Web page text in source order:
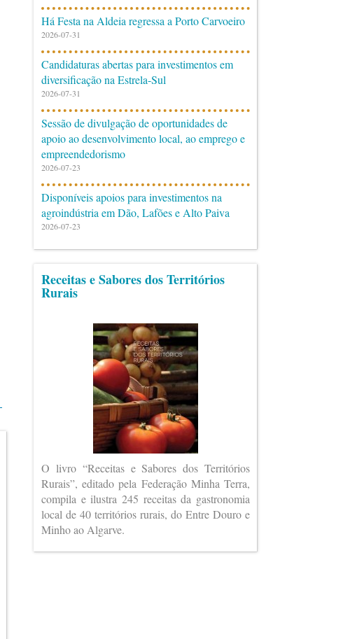
Há Festa na Aldeia regressa a Porto Carvoeiro
2026-07-31
Candidaturas abertas para investimentos em
diversificação na Estrela-Sul
2026-07-31
Sessão de divulgação de oportunidades de
apoio ao desenvolvimento local, ao emprego e
empreendedorismo
2026-07-23
Disponíveis apoios para investimentos na
agroindústria em Dão, Lafões e Alto Paiva
2026-07-23
Receitas e Sabores dos Territórios
Rurais
O livro “Receitas e Sabores dos Territórios
Rurais”, editado pela Federação Minha Terra,
compila e ilustra 245 receitas da gastronomia
local de 40 territórios rurais, do Entre Douro e
Minho ao Algarve.